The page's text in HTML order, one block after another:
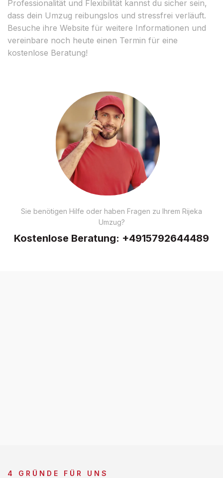
Professionalität und Flexibilität kannst du sicher sein,
dass dein Umzug reibungslos und stressfrei verläuft.
Besuche ihre Website für weitere Informationen und
vereinbare noch heute einen Termin für eine
kostenlose Beratung!
Sie benötigen Hilfe oder haben Fragen zu Ihrem Rijeka
Umzug?
Kostenlose Beratung: +4915792644489
4 GRÜNDE FÜR UNS